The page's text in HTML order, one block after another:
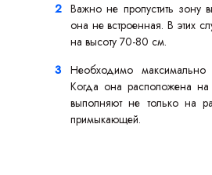
Важно не пропустить зону
она не встроенная. В этих
на высоту 70-80 см.
Необходимо максимально
Когда она расположена на
выполняют не только на
примыкающей.